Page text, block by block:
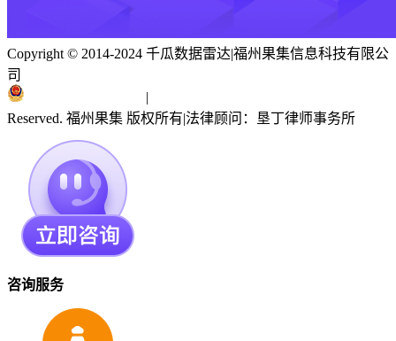
Copyright © 2014-2024 千瓜数据雷达|福州果集信息科技有限公
司
|
Reserved. 福州果集 版权所有|法律顾问：垦丁律师事务所
咨询服务